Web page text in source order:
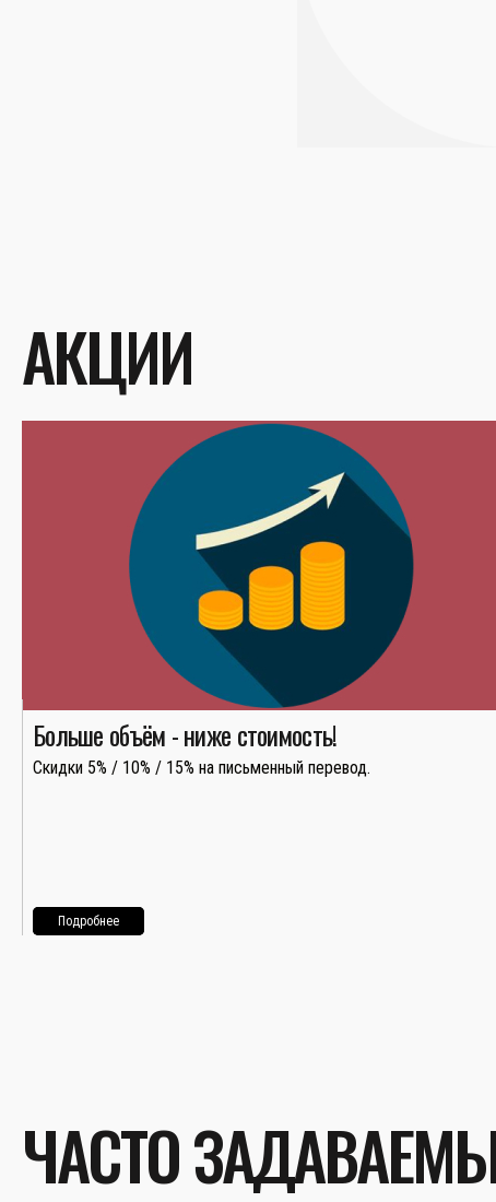
АКЦИИ
Больше объём - ниже стоимость!
Скидки 5% / 10% / 15% на письменный перевод.
Подробнее
ЧАСТО